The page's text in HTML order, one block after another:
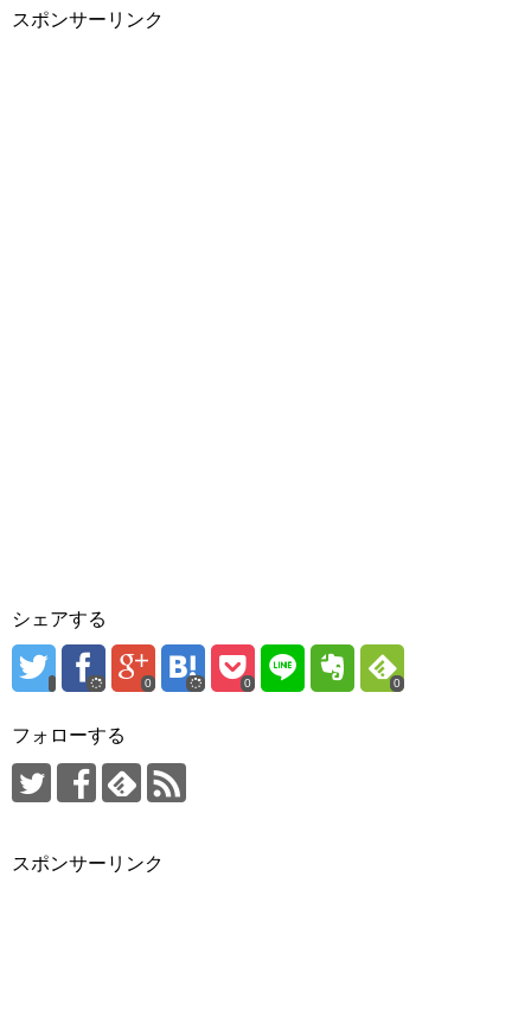
スポンサーリンク
シェアする
0 0 0
フォローする
スポンサーリンク